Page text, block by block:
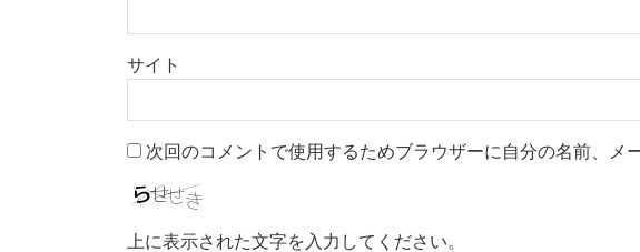
サイト
次回のコメントで使用するためブラウザーに自分の名前、メ
上に表示された文字を入力してください。